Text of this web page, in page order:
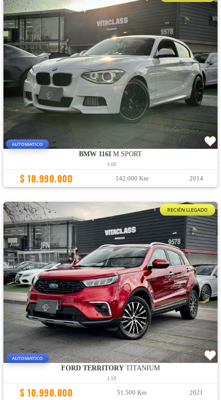
AUTOMATICO
BMW 116IM SPORT
1.6T
$ 10.990.000 142.000 Km 2014
RECIÉN LLEGADO
AUTOMATICO
FORD TERRITORYTITANIUM
1.5T
$ 10.990.000 51.500 Km 2021